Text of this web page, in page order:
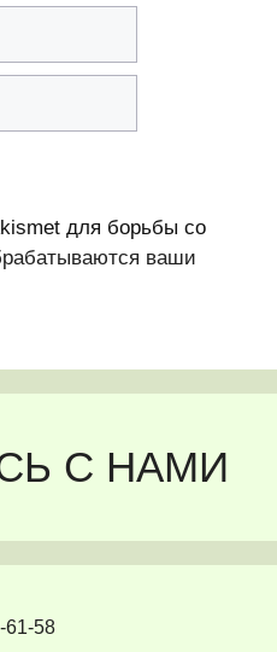
для борьбы со
ваши
С НАМИ
61-58